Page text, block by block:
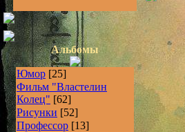
Альбомы
Юмор [25]
Фильм "Властелин
Колец" [62]
Рисунки [52]
Профессор [13]